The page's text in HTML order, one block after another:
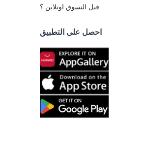
قبل التسوق اونلاين ؟
احصل على التطبيق